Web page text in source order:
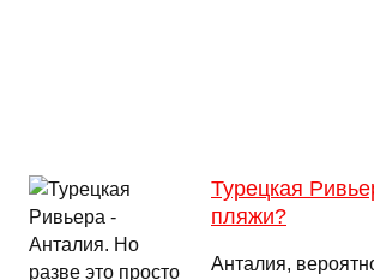
Турецкая
пляжи?
Анталия,